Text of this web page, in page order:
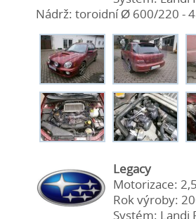
Nádrž: toroidní Ø 600/220 -
Legacy
Motorizace:
Rok výroby:
Systém: Landi